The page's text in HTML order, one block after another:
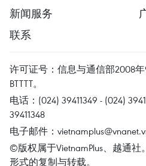
新闻服务
联系
许可证号：信息与通信部2008年
BTTTT。
电话：(024) 39411349 - (024)
39411348
电子邮件：
©版权属于VietnamPlus、越通
形式的复制与转载。